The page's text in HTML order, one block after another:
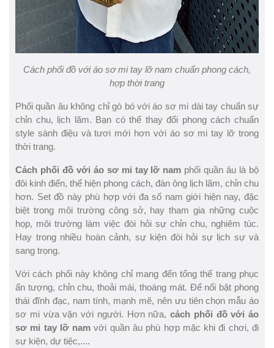
Cách phối đồ với áo sơ mi tay lỡ nam chuẩn phong cách,
hợp thời trang
Phối quần âu không chỉ gò bó với áo sơ mi dài tay chuẩn sự
chỉn chu, lịch lãm. Bạn có thể thay đổi phong cách chuẩn
style sành điệu và tươi mới hơn với áo sơ mi tay lỡ trong
thời trang.
Cách phối đồ với áo sơ mi tay lỡ nam phối quần âu là bộ
đôi kinh điển, thể hiện phong cách, đàn ông lịch lãm, chỉn chu
hơn. Set đồ này phù hợp với đa số nam giới hiện nay, đặc
biệt trong môi trường công sở, hay tham gia những cuộc
họp, môi trường làm việc đòi hỏi sự chỉn chu, nghiêm túc.
Hay trong nhiều hoàn cảnh, sự kiện đòi hỏi sự lịch sự và
sang trọng.
Với cách phối này không chỉ mang đến tổng thể trang phục
ấn tượng, chỉn chu, thoải mái, thoáng mát. Để nổi bật phong
thái đĩnh đạc, nam tính, mạnh mẽ, nên ưu tiên chọn mẫu áo
sơ mi vừa vặn với người. Hơn nữa, cách phối đồ với áo
sơ mi tay lỡ nam với quần âu phù hợp mặc khi đi chơi, đi
sự kiện, dự tiệc,....